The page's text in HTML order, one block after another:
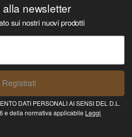
alla newsletter
sui nostri nuovi prodotti
Registrati
DATI PERSONALI AI SENSI DEL D.L.
e della normativa applicabile Leggi